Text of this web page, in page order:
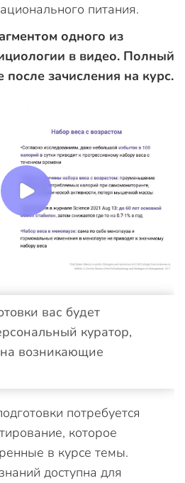
питания.
одного из
в видео. Полный
зачисления на курс.
вас будет
куратор,
возникающие
потребуется
которое
в курсе темы.
доступна для